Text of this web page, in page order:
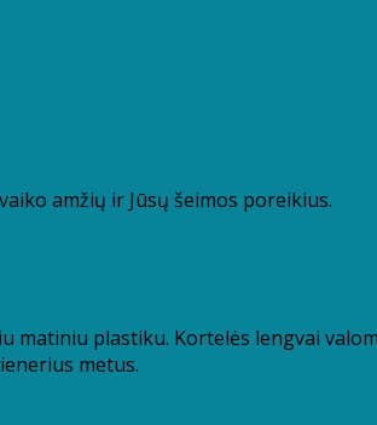
amžių ir Jūsų šeimos poreikius.
plastiku. Kortelės lengvai
metus.